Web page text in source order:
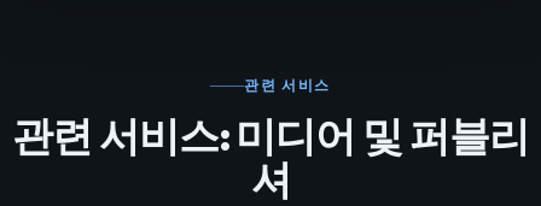
관련 서비스
관련 서비스: 미디어 및 퍼블리
셔